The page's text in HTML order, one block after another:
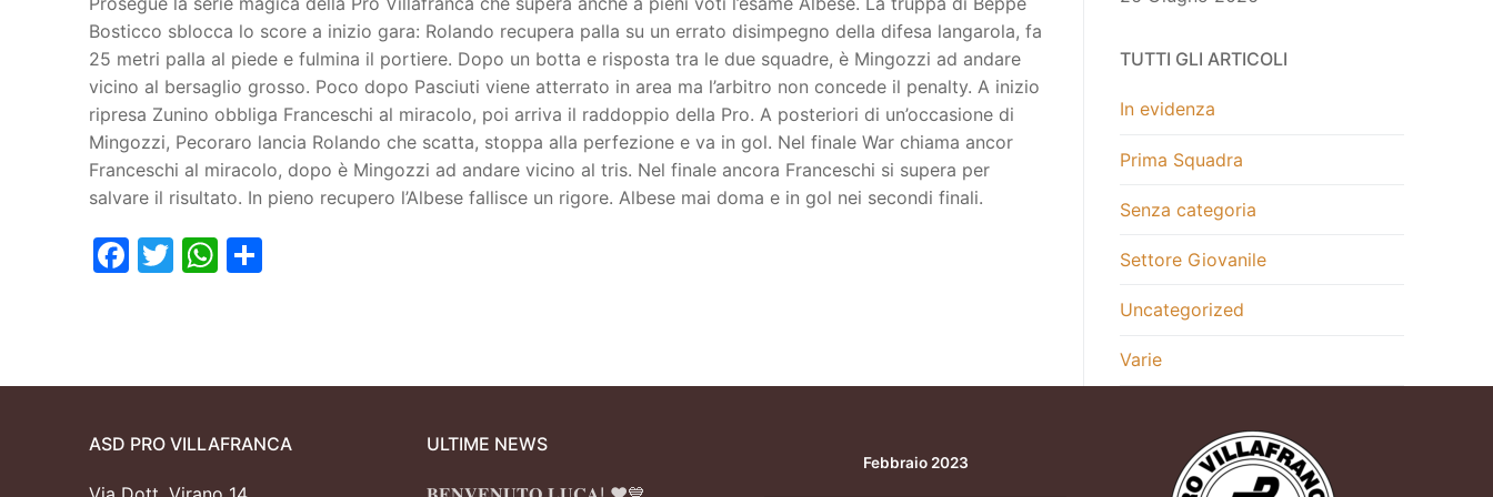
Juniores
Bosticco sblocca lo score a inizio gara: Rolando recupera palla su un errato disimpegno della difesa langarola, fa
25 metri palla al piede e fulmina il portiere. Dopo un botta e risposta tra le due squadre, è Mingozzi ad andare
vicino al bersaglio grosso. Poco dopo Pasciuti viene atterrato in area ma l’arbitro non concede il penalty. A inizio
ripresa Zunino obbliga Franceschi al miracolo, poi arriva il raddoppio della Pro. A posteriori di un’occasione di
Mingozzi, Pecoraro lancia Rolando che scatta, stoppa alla perfezione e va in gol. Nel finale War chiama ancor
Franceschi al miracolo, dopo è Mingozzi ad andare vicino al tris. Nel finale ancora Franceschi si supera per
salvare il risultato. In pieno recupero l’Albese fallisce un rigore. Albese mai doma e in gol nei secondi finali.
Facebook
TwitterWhatsApp
TUTTI GLI ARTICOLI
In evidenza
Prima Squadra
Senza categoria
Settore Giovanile
Uncategorized
Varie
ASD PRO VILLAFRANCA ULTIME NEWS
Febbraio 2023